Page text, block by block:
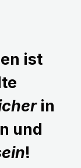
ist
in
und
!